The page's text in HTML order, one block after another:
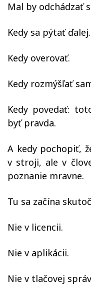
Mal by odchádzať
Kedy sa pýtať ďalej.
Kedy overovať.
Kedy rozmýšľať
Kedy povedať:
byť pravda.
A kedy pochopiť,
v stroji, ale v
poznanie mravne.
Tu sa začína
Nie v licencii.
Nie v aplikácii.
Nie v tlačovej